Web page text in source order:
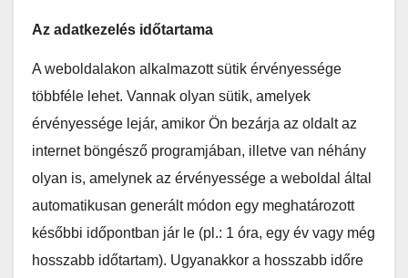
Az adatkezelés időtartama
A weboldalakon alkalmazott sütik érvényessége
többféle lehet. Vannak olyan sütik, amelyek
érvényessége lejár, amikor Ön bezárja az oldalt az
internet böngésző programjában, illetve van néhány
olyan is, amelynek az érvényessége a weboldal által
automatikusan generált módon egy meghatározott
későbbi időpontban jár le (pl.: 1 óra, egy év vagy még
hosszabb időtartam). Ugyanakkor a hosszabb időre